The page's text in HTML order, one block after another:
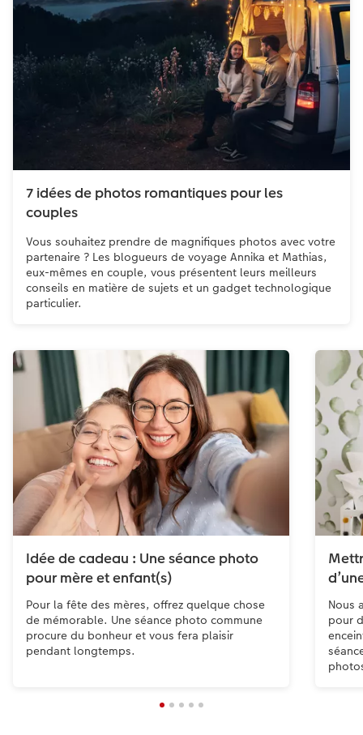
7 idées de photos romantiques pour les
couples
Vous souhaitez prendre de magnifiques photos avec votre
partenaire ? Les blogueurs de voyage Annika et Mathias,
eux-mêmes en couple, vous présentent leurs meilleurs
conseils en matière de sujets et un gadget technologique
particulier.
Idée de cadeau : Une séance photo
pour mère et enfant(s)
Pour la fête des mères, offrez quelque chose
de mémorable. Une séance photo commune
procure du bonheur et vous fera plaisir
pendant longtemps.
Nous
pour